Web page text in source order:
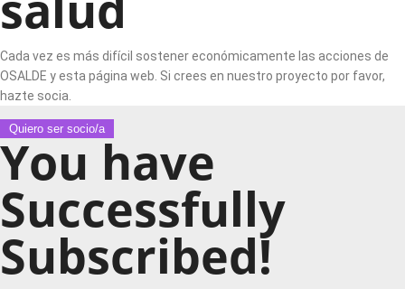
Cada vez es más difícil sostener económicamente las acciones de
OSALDE y esta página web. Si crees en nuestro proyecto por favor,
hazte socia.
Quiero ser socio/a
You have
Successfully
Subscribed!